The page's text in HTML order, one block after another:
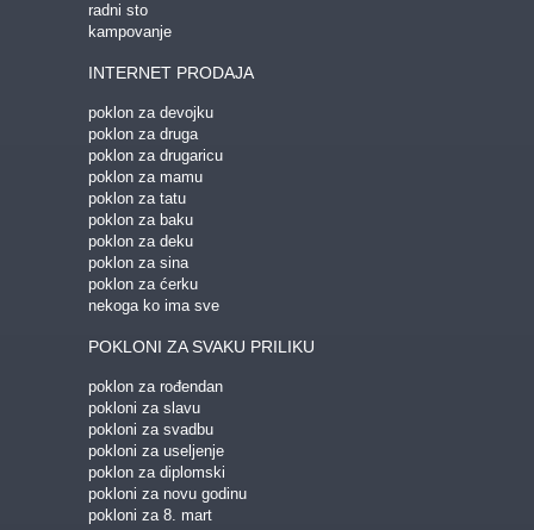
radni sto
kampovanje
INTERNET PRODAJA
poklon za devojku
poklon za druga
poklon za drugaricu
poklon za mamu
poklon za tatu
poklon za baku
poklon za deku
poklon za sina
poklon za ćerku
nekoga ko ima sve
POKLONI ZA SVAKU PRILIKU
poklon za rođendan
pokloni za slavu
pokloni za svadbu
pokloni za useljenje
poklon za diplomski
pokloni za novu godinu
pokloni za 8. mart